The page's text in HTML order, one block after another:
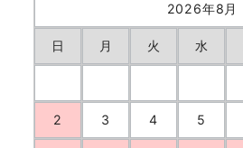
2026年8月
日 月 火 水
2 3 4 5